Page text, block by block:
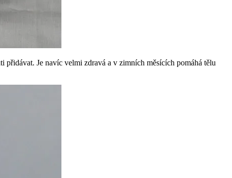
Je navíc velmi zdravá a v zimních měsících pomáhá tělu